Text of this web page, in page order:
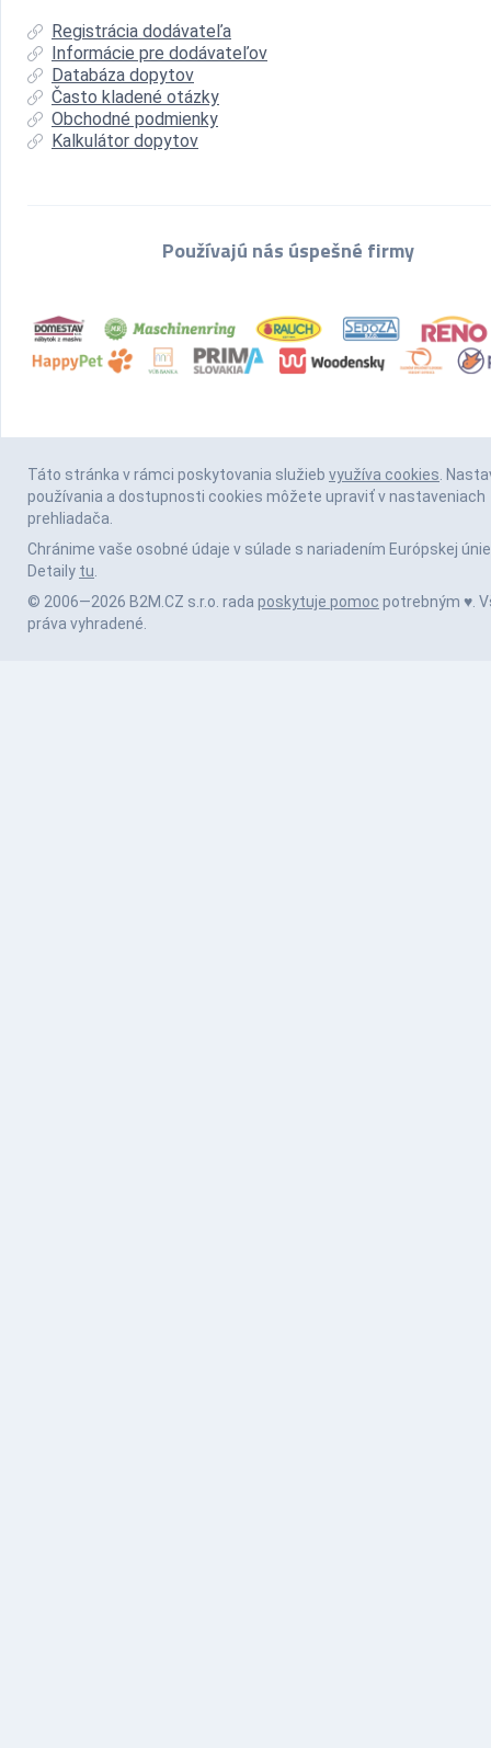
Registrácia dodávateľa
Informácie pre dodávateľov
Databáza dopytov
Často kladené otázky
Obchodné podmienky
Kalkulátor dopytov
Používajú nás úspešné firmy
Táto stránka v rámci poskytovania služieb využíva cookies.
používania a dostupnosti cookies môžete upraviť v nastaveniach
prehliadača.
Chránime vaše osobné údaje v súlade s nariadením Európskej únie
Detaily tu.
© 2006—2026 B2M.CZ s.r.o. rada poskytuje pomoc potrebným ♥️.
práva vyhradené.